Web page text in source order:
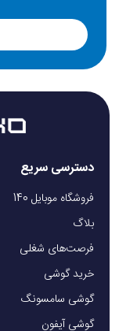
دسترسی سریع
فروشگاه موبایل 140
بلاگ
فرصت‌های شغلی
خرید گوشی
گوشی سامسونگ
گوشی آیفون